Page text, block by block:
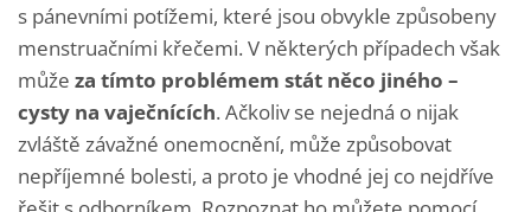
s pánevními potížemi, které jsou obvykle způsobeny
menstruačními křečemi. V některých případech však
může za tímto problémem stát něco jiného –
cysty na vaječnících. Ačkoliv se nejedná o nijak
zvláště závažné onemocnění, může způsobovat
nepříjemné bolesti, a proto je vhodné jej co nejdříve